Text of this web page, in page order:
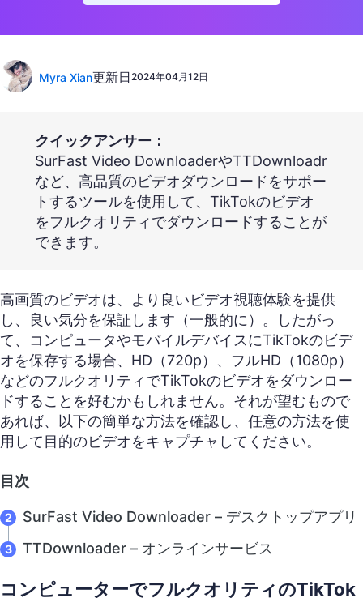
Myra Xian更新日2024年04月12日
クイックアンサー：
SurFast Video DownloaderやTTDownloadr
など、高品質のビデオダウンロードをサポー
トするツールを使用して、TikTokのビデオ
をフルクオリティでダウンロードすることが
できます。
高画質のビデオは、より良いビデオ視聴体験を提供
し、良い気分を保証します（一般的に）。したがっ
て、コンピュータやモバイルデバイスにTikTokのビデ
オを保存する場合、HD（720p）、フルHD（1080p）
などのフルクオリティでTikTokのビデオをダウンロー
ドすることを好むかもしれません。それが望むもので
あれば、以下の簡単な方法を確認し、任意の方法を使
用して目的のビデオをキャプチャしてください。
目次
SurFast Video Downloader – デスクトップアプリ
TTDownloader – オンラインサービス
コンピューターでフルクオリティのTikTok